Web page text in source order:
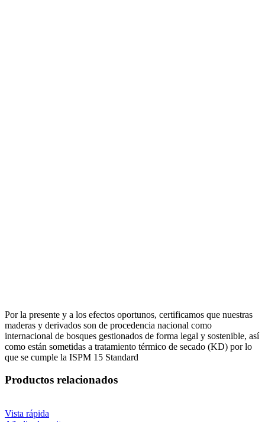
Por la presente y a los efectos oportunos, certificamos que nuestras
maderas y derivados son de procedencia nacional como
internacional de bosques gestionados de forma legal y sostenible, así
como están sometidas a tratamiento térmico de secado (KD) por lo
que se cumple la ISPM 15 Standard
Productos relacionados
Vista rápida